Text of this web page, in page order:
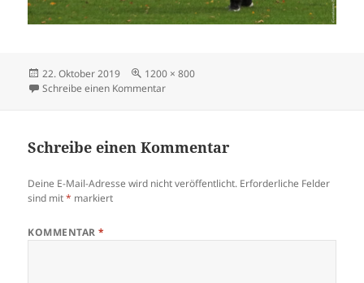
Veröffentlicht
am
22. Oktober 2019 Originalgröße
1200 × 800
Schreibe einen Kommentarzu jonasdm3
Schreibe einen Kommentar
Deine E-Mail-Adresse wird nicht veröffentlicht. Erforderliche Felder
sind mit* markiert
KOMMENTAR*